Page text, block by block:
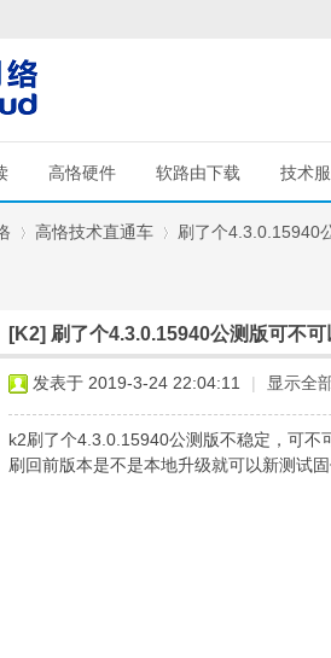
高恪硬件 软路由下载 技术
高恪技术直通车
›
刷了个4.3.0.15940
[K2] 刷了个4.3.0.15940公测版可不
发表于 2019-3-24 22:04:11 | 显示全
k2刷了个4.3.0.15940公测版不稳定，可
刷回前版本是不是本地升级就可以新测试